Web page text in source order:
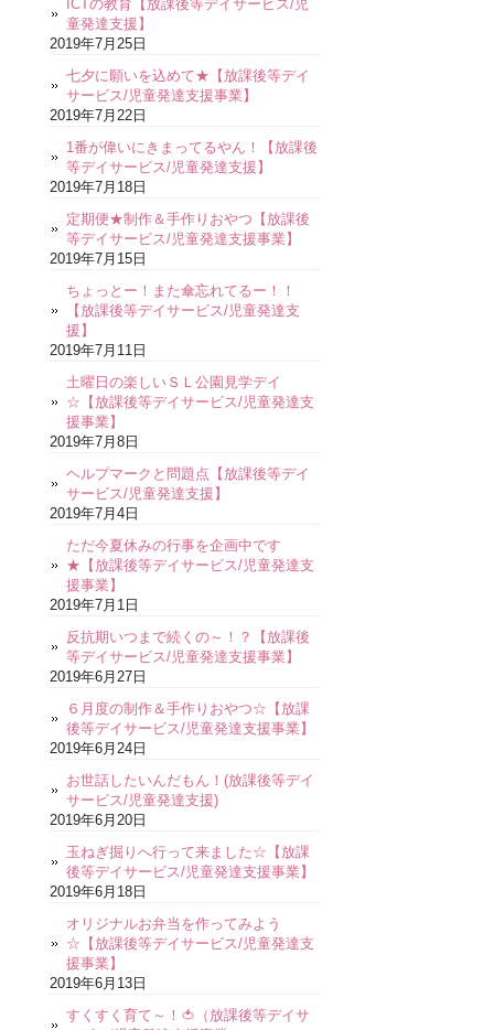
ICTの教育【放課後等デイサービス/児
童発達支援】
2019年7月25日
七夕に願いを込めて★【放課後等デイ
サービス/児童発達支援事業】
2019年7月22日
1番が偉いにきまってるやん！【放課後
等デイサービス/児童発達支援】
2019年7月18日
定期便★制作＆手作りおやつ【放課後
等デイサービス/児童発達支援事業】
2019年7月15日
ちょっとー！また傘忘れてるー！！
【放課後等デイサービス/児童発達支
援】
2019年7月11日
土曜日の楽しいＳＬ公園見学デイ
☆【放課後等デイサービス/児童発達支
援事業】
2019年7月8日
ヘルプマークと問題点【放課後等デイ
サービス/児童発達支援】
2019年7月4日
ただ今夏休みの行事を企画中です
★【放課後等デイサービス/児童発達支
援事業】
2019年7月1日
反抗期いつまで続くの～！？【放課後
等デイサービス/児童発達支援事業】
2019年6月27日
６月度の制作＆手作りおやつ☆【放課
後等デイサービス/児童発達支援事業】
2019年6月24日
お世話したいんだもん！(放課後等デイ
サービス/児童発達支援)
2019年6月20日
玉ねぎ掘りへ行って来ました☆【放課
後等デイサービス/児童発達支援事業】
2019年6月18日
オリジナルお弁当を作ってみよう
☆【放課後等デイサービス/児童発達支
援事業】
2019年6月13日
すくすく育て～！🍅（放課後等デイサ